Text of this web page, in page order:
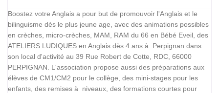
Boostez votre Anglais a pour but de promouvoir l'Anglais et le
bilinguisme dès le plus jeune age, avec des animations possibles
en crèches, micro-crèches, MAM, RAM du 66 en Bébé Eveil, des
ATELIERS LUDIQUES en Anglais dès 4 ans à Perpignan dans
son local d'activité au 39 Rue Robert de Cotte, RDC, 66000
PERPIGNAN. L'association propose aussi des préparations aux
élèves de CM1/CM2 pour le collège, des mini-stages pour les
enfants, des remises à niveaux, des formations courtes pour